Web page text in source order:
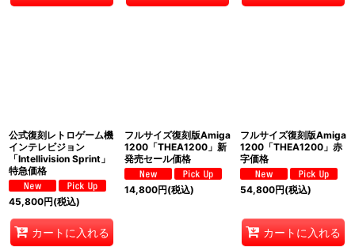
公式復刻レトロゲーム機
インテレビジョン
「Intellivision Sprint」
特急価格
45,800円(税込)
カートに入れる
フルサイズ復刻版Amiga
1200「THEA1200」新
発売セール価格
14,800円(税込)
フルサイズ復刻版Amiga
1200「THEA1200」赤
字価格
54,800円(税込)
カートに入れる